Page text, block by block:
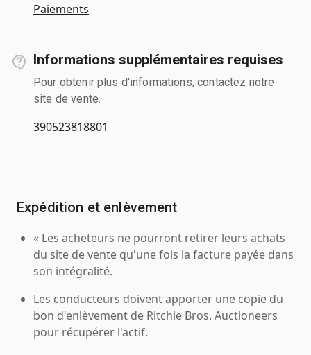
Paiements
Informations supplémentaires requises
Pour obtenir plus d'informations, contactez notre
site de vente.
390523818801
Expédition et enlèvement
« Les acheteurs ne pourront retirer leurs achats
du site de vente qu'une fois la facture payée dans
son intégralité.
Les conducteurs doivent apporter une copie du
bon d'enlèvement de Ritchie Bros. Auctioneers
pour récupérer l'actif.